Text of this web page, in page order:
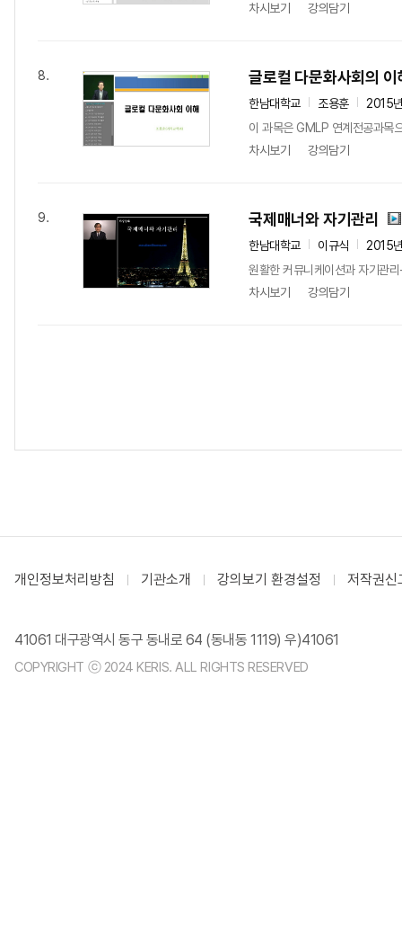
차시보기
강의담기
8. 글로컬 다문화사회의 이
한남대학교 조용훈
2015
이 과목은 GMLP 연계전공과목
차시보기
강의담기
9. 국제매너와 자기관리
한남대학교 이규식
2015
원활한 커뮤니케이션과 자기관
차시보기
강의담기
개인정보처리방침 기관소개 강의보기 환경설정 저작권신
41061 대구광역시 동구 동내로 64 (동내동 1119) 우)41061
COPYRIGHT ⓒ 2024 KERIS. ALL RIGHTS RESERVED